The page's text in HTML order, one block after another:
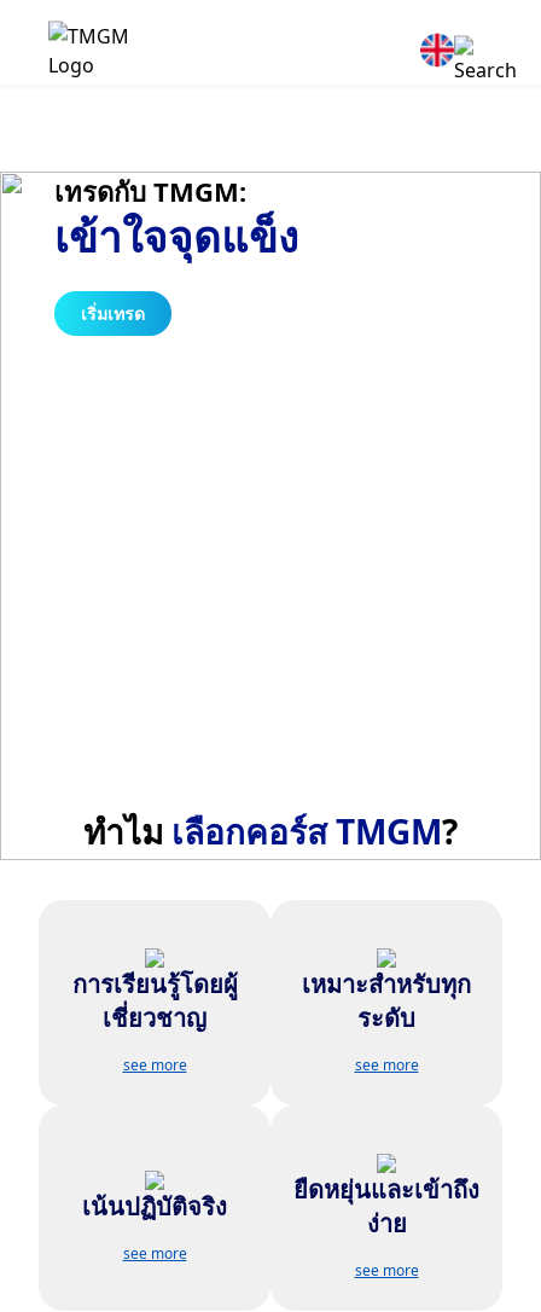
เทรดกับ TMGM:
เข้าใจจุดแข็ง
เริ่มเทรด
ทำไม เลือกคอร์ส TMGM?
การเรียนรู้โดยผู้
เชี่ยวชาญ
see more
รับความรู้จากมืออาชีพด้านการ
เทรดที่มีประสบการณ์
เหมาะสำหรับทุก
ระดับ
see more
ตั้งแต่ผู้เริ่มต้นถึงขั้นสูง มีโมดูลให้
เลือกตามความต้องการ
เน้นปฏิบัติจริง
see more
เรียนรู้ผ่านตัวอย่างตลาดจริงและ
กลยุทธ์ที่นำไปใช้ได้
ยืดหยุ่นและเข้าถึง
ง่าย
see more
เรียนได้ทุกที่ ทุกเวลา ผ่าน
แพลตฟอร์มที่ใช้งานง่ายของเรา